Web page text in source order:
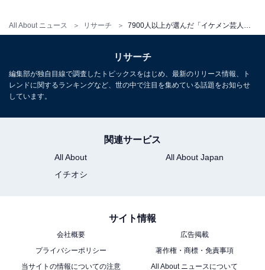
All About ニュース リサーチ
リサーチ
編集部が独自目線で調査したトピックスをはじめ、最新のリリース情報、ト
レンドに関するランキングなど、世の中で注目を集めている話題をお知らせ
しています。
関連サービス
All About
All About Japan
イチオシ
サイト情報
会社概要
広告掲載
プライバシーポリシー
著作権・商標・免責事項
当サイトの情報についての注意
All About ニュースについて